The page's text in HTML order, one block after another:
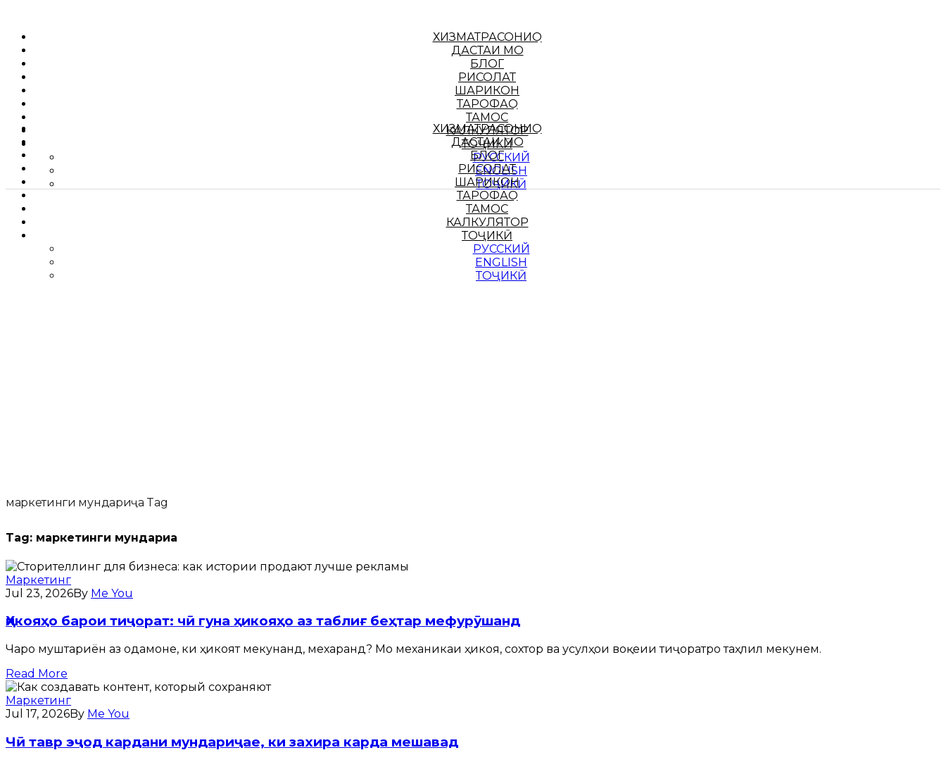
ХИЗМАТРАСОНИҲО
ДАСТАИ МО
БЛОГ
РИСОЛАТ
ШАРИКОН
ТАРОФАҲО
ТАМОС
КАЛКУЛЯТОР
ТОҶИКӢ
РУССКИЙ
ENGLISH
ТОҶИКӢ
ХИЗМАТРАСОНИҲО
ДАСТАИ МО
БЛОГ
РИСОЛАТ
ШАРИКОН
ТАРОФАҲО
ТАМОС
КАЛКУЛЯТОР
ТОҶИКӢ
РУССКИЙ
ENGLISH
ТОҶИКӢ
маркетинги мундариҷа Tag
Tag: маркетинги мундариҷа
Маркетинг
Jul 23, 2026By Me You
Ҳикояҳо барои тиҷорат: чӣ гуна ҳикояҳо аз таблиғ беҳтар мефурӯшанд
Чаро муштариён аз одамоне, ки ҳикоят мекунанд, мехаранд? Мо механикаи ҳикоя, сохтор ва усулҳои воқеии тиҷоратро таҳлил мекунем.
Read More
Маркетинг
Jul 17, 2026By Me You
Чӣ тавр эҷод кардани мундариҷае, ки захира карда мешавад